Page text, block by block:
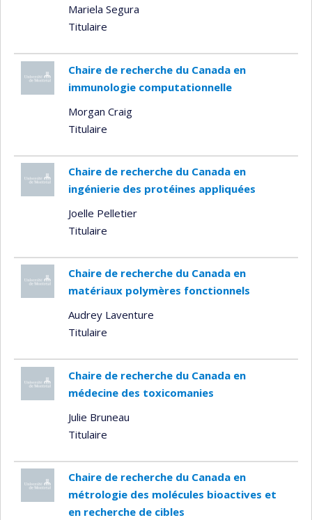
Mariela Segura
Titulaire
Chaire de recherche du Canada en
immunologie computationnelle
Morgan Craig
Titulaire
Chaire de recherche du Canada en
ingénierie des protéines appliquées
Joelle Pelletier
Titulaire
Chaire de recherche du Canada en
matériaux polymères fonctionnels
Audrey Laventure
Titulaire
Chaire de recherche du Canada en
médecine des toxicomanies
Julie Bruneau
Titulaire
Chaire de recherche du Canada en
métrologie des molécules bioactives et
en recherche de cibles